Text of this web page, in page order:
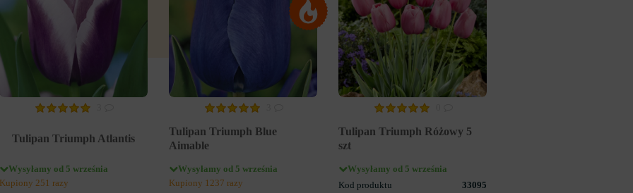
Tulipan Triumph Atlantis
Wysyłamy od 5 września
Kupiony 251 razy
Tulipan Triumph Blue
Aimable
Wysyłamy od 5 września
Kupiony 1237 razy
Tulipan Triumph Różowy 5
szt
Wysyłamy od 5 września
Kod produktu
33095